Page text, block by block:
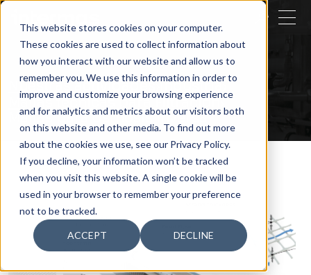
This website stores cookies on your computer.
These cookies are used to collect information about
how you interact with our website and allow us to
remember you. We use this information in order to
improve and customize your browsing experience
and for analytics and metrics about our visitors both
on this website and other media. To find out more
about the cookies we use, see our Privacy Policy.
If you decline, your information won’t be tracked
when you visit this website. A single cookie will be
used in your browser to remember your preference
not to be tracked.
ACCEPT DECLINE
BUSCAR
CERRAR
Nuestras actividades Industria
Mallas técnicas para Filtración
Mallas para Osmosis Inversa